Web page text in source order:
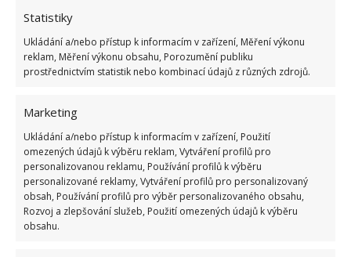
Statistiky
Ukládání a/nebo přístup k informacím v zařízení, Měření výkonu
reklam, Měření výkonu obsahu, Porozumění publiku
prostřednictvím statistik nebo kombinací údajů z různých zdrojů.
Marketing
Ukládání a/nebo přístup k informacím v zařízení, Použití
omezených údajů k výběru reklam, Vytváření profilů pro
personalizovanou reklamu, Používání profilů k výběru
personalizované reklamy, Vytváření profilů pro personalizovaný
obsah, Používání profilů pro výběr personalizovaného obsahu,
Rozvoj a zlepšování služeb, Použití omezených údajů k výběru
obsahu.
Kvíz na téma pionýrské tábory za socialismu:
Kdo je zažil, bez problému získá 12 ze 12 bodů
Test znalostí o každodenní realitě za
komunismu: 10 retro otázek ukáže, kdo má
dobrý přehled
23.6.2026